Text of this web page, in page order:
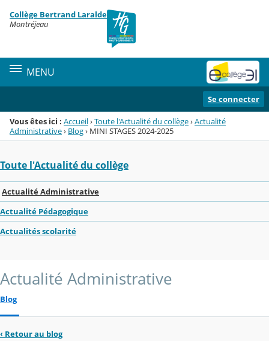
Menu de la rubrique
Contenu
Collège Bertrand Laralde
Montréjeau
MENU
Se connecter
Vous êtes ici : Accueil›Toute l'Actualité du collège›Actualité
Administrative› Blog› MINI STAGES 2024-2025
Toute l'Actualité du collège
Actualité Administrative
Actualité Pédagogique
Actualités scolarité
Actualité Administrative
Blog
‹ Retour au blog